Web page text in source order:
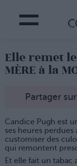
Elle remet
MÈRE à la
Partager
Candice Pugh est
ses heures
customiser des
qui remontent
Et elle fait un tabac